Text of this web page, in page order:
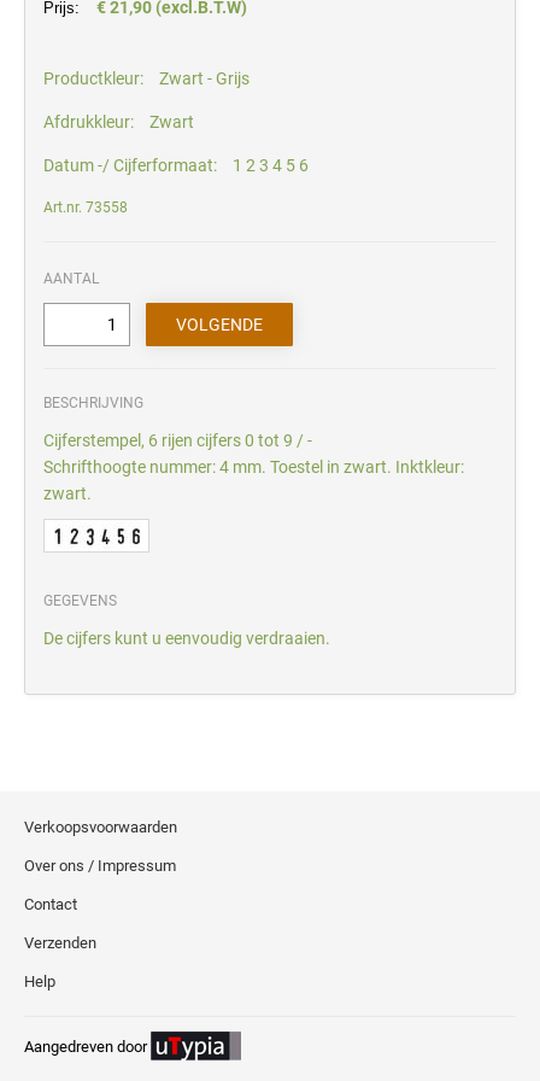
Prijs: € 21,90 (excl.B.T.W)
Productkleur: Zwart - Grijs
Afdrukkleur: Zwart
Datum -/ Cijferformaat: 1 2 3 4 5 6
Art.nr. 73558
AANTAL
BESCHRIJVING
Cijferstempel, 6 rijen cijfers 0 tot 9 / -
Schrifthoogte nummer: 4 mm. Toestel in zwart. Inktkleur:
zwart.
GEGEVENS
De cijfers kunt u eenvoudig verdraaien.
Verkoopsvoorwaarden
Over ons / Impressum
Contact
Verzenden
Help
Aangedreven door